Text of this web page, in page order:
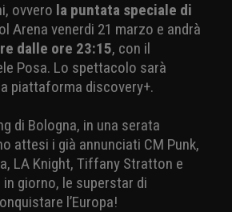
ovvero la puntata speciale di
Arena venerdi 21 marzo e andrà
dalle ore 23:15, con il
Posa. Lo spettacolo sarà
piattaforma discovery+.
di Bologna, in una serata
attesi i già annunciati CM Punk,
LA Knight, Tiffany Stratton e
giorno, le superstar di
l’Europa!